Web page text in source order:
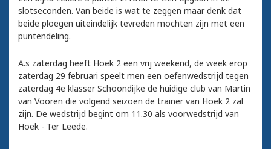
slotseconden. Van beide is wat te zeggen maar denk dat
beide ploegen uiteindelijk tevreden mochten zijn met een
puntendeling.
A.s zaterdag heeft Hoek 2 een vrij weekend, de week erop
zaterdag 29 februari speelt men een oefenwedstrijd tegen
zaterdag 4e klasser Schoondijke de huidige club van Martin
van Vooren die volgend seizoen de trainer van Hoek 2 zal
zijn. De wedstrijd begint om 11.30 als voorwedstrijd van
Hoek - Ter Leede.